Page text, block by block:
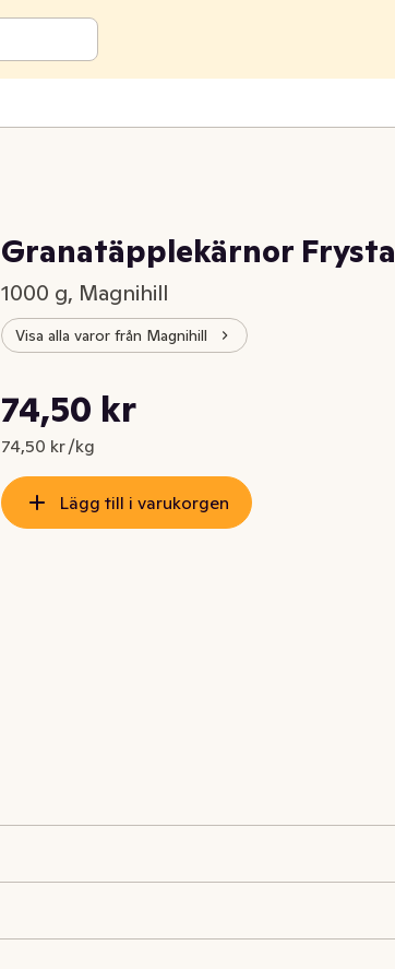
Granatäpplekärnor Frysta
1000 g, Magnihill
Visa alla varor från Magnihill
Nuvarande pris är: 74,50 kr
74,50 kr
74,50 kr /kg
Styckpris: 74,50 kr /kg
Lägg till i varukorgen